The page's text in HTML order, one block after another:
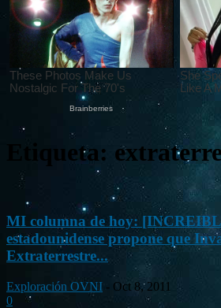
Etiqueta:
MI columna de hoy:
estadounidense propone que
Extraterrestre...
Exploración OVNI - Oct 8, 2011
0